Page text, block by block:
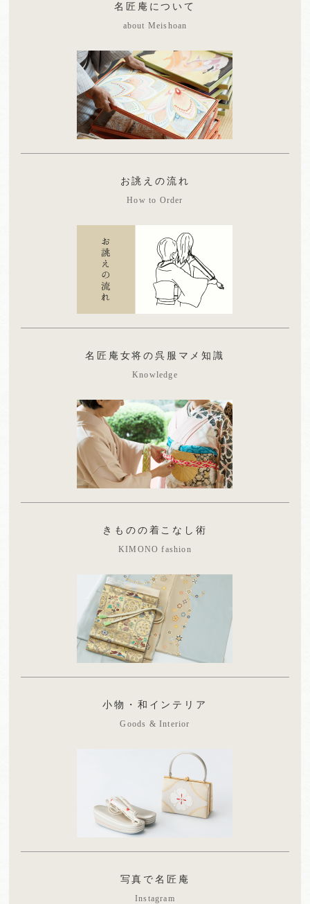
名匠庵について
about Meishoan
お誂えの流れ
How to Order
名匠庵女将の呉服マメ知識
Knowledge
きものの着こなし術
KIMONO fashion
小物・和インテリア
Goods & Interior
写真で名匠庵
Instagram